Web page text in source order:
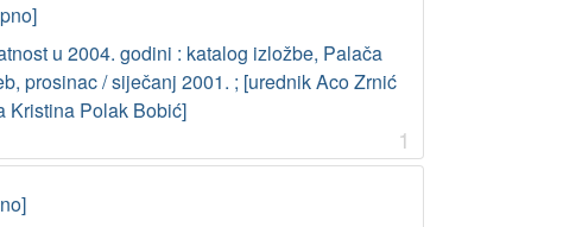
u 2004. godini : katalog izložbe, Palača
prosinac / siječanj 2001. ; [urednik Aco Zrnić
Kristina Polak Bobić]
1